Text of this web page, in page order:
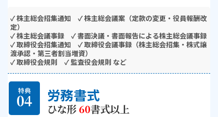
✓ 株主総会招集通知 ✓ 株主総会議案（定款の変更・役員報酬改
定）
✓ 株主総会議事録 ✓ 書面決議・書面報告による株主総会議事録
✓ 取締役会招集通知 ✓ 取締役会議事録（株主総会招集・株式譲
渡承認・第三者割当増資）
✓ 取締役会規則 ✓ 監査役会規則 など
特典
04 労務書式
ひな形 60書式以上